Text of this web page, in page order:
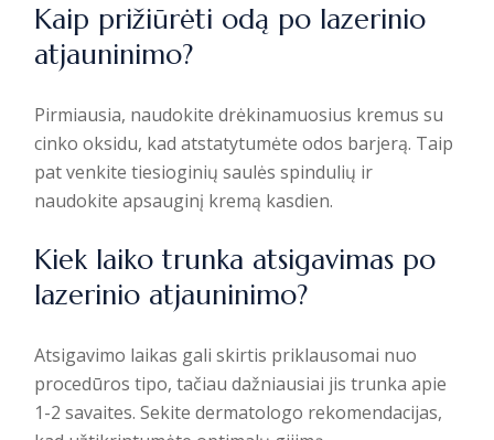
Kaip prižiūrėti odą po lazerinio
atjauninimo?
Pirmiausia, naudokite drėkinamuosius kremus su
cinko oksidu, kad atstatytumėte odos barjerą. Taip
pat venkite tiesioginių saulės spindulių ir
naudokite apsauginį kremą kasdien.
Kiek laiko trunka atsigavimas po
lazerinio atjauninimo?
Atsigavimo laikas gali skirtis priklausomai nuo
procedūros tipo, tačiau dažniausiai jis trunka apie
1-2 savaites. Sekite dermatologo rekomendacijas,